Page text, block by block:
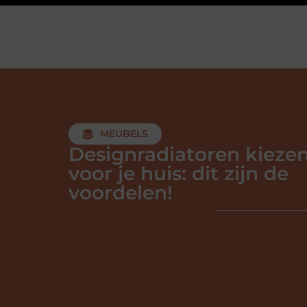
MEUBELS
Designradiatoren
voor je huis: dit zijn de
voordelen!